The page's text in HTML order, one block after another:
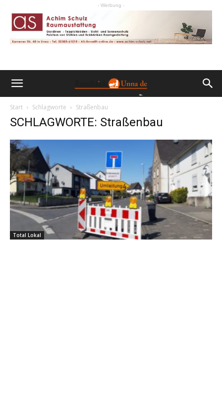
- Werbung -
Start Schlagworte Straßenbau
SCHLAGWORTE: Straßenbau
Total Lokal